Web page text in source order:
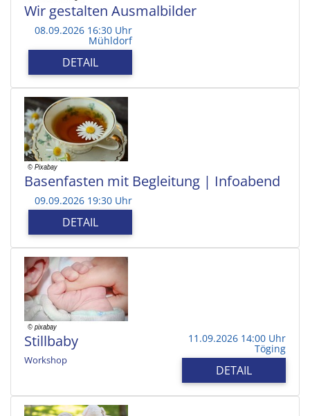
Wir gestalten Ausmalbilder
08.09.2026 16:30 Uhr
Mühldorf
DETAIL
Basenfasten mit Begleitung | Infoabend
09.09.2026 19:30 Uhr
DETAIL
Stillbaby
Workshop
11.09.2026 14:00 Uhr
Töging
DETAIL